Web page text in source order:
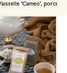
'Cameo',